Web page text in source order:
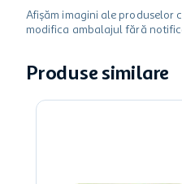
Afișăm imagini ale produselor
modifica ambalajul fără
Produse similare